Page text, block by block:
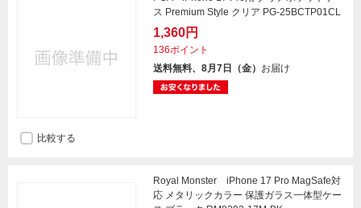
ス Premium Style クリア PG-25BCTP01CL
1,360円
136ポイント
送料無料、8月7日（金） お届け
比較する
Royal Monster iPhone 17 Pro MagSafe対
応 メタリックカラー 保護ガラス一体型ケー